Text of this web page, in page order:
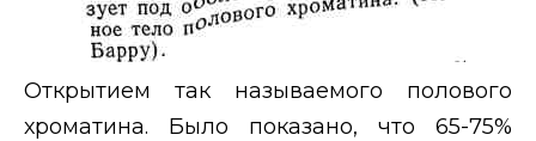
Открытием так называемого полового
хроматина. Было показано, что 65-75%